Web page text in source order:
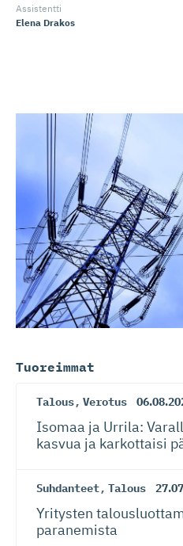
Assistentti
Elena Drakos
Tuoreimmat
Talous, Verotus
Isomaa ja Urrila:
kasvua ja karkottaisi
Suhdanteet, Talous
Yritysten
paranemista